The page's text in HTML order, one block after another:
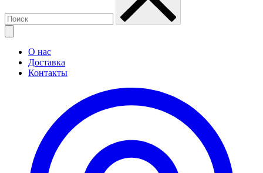
О нас
Доставка
Контакты